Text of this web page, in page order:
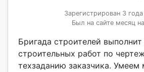
Зарегистрирован 3 года
Был на сайте месяц
Бригада строителей
строительных работ по
техзаданию заказчика. Умеем